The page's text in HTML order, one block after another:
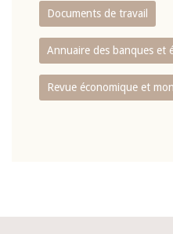
Documents de travail
Annuaire des banques et
Revue économique et